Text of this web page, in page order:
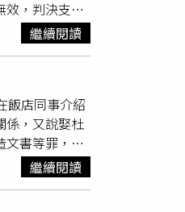
實，因此依違
請勞動部續
萬元已是「樓
移民署依法
理結婚登記
的合法方法，
父子女依民法
未踏足過的安
發現自己早
利提升審批通
現婚姻狀態
登記資料等
動糾錯機
。
效，判決支持
發現安安早在
安安已婚，也
由於小婷經
，安安與小婷
姻義務；依據
無效。法官審
認判決的法
綜上判決認定
繼續閱讀
飯店同事介紹
係，又說娶杜
文書等罪，判
案的杜氏姊
來臺工作，因
身分證之流
繼續閱讀